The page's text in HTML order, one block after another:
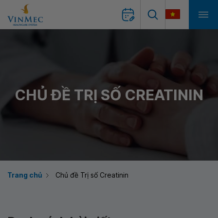
CHỦ ĐỀ TRỊ SỐ CREATININ
Trang chủ Chủ đề Trị số Creatinin